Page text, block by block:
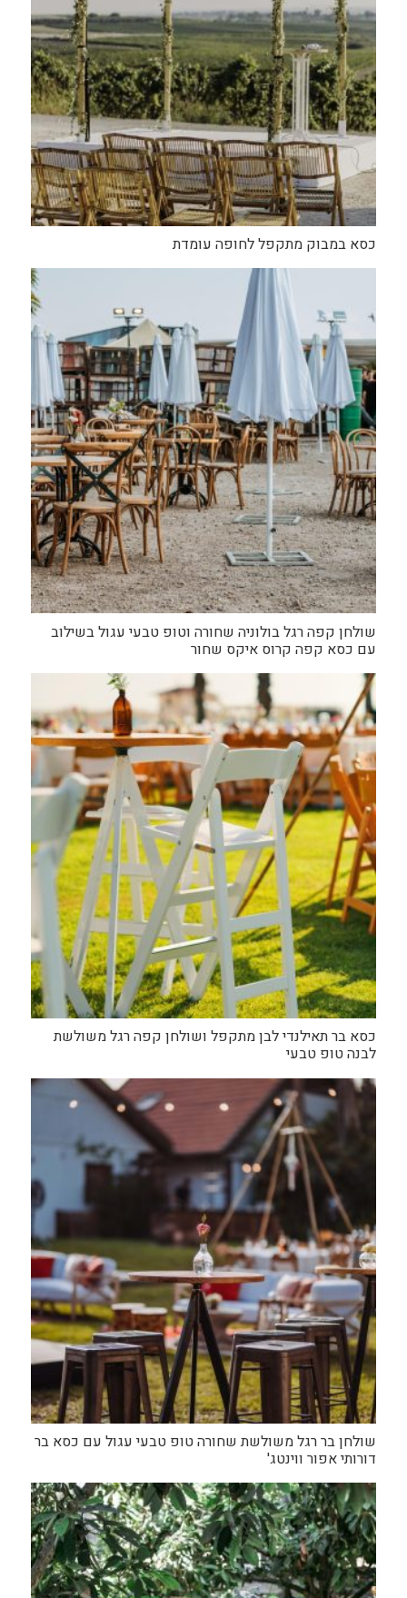
כסא במבוק מתקפל לחופה עומדת
שולחן קפה רגל בולוניה שחורה וטופ טבעי עגול בשילוב
עם כסא קפה קרוס איקס שחור
כסא בר תאילנדי לבן מתקפל ושולחן קפה רגל משולשת
לבנה טופ טבעי
שולחן בר רגל משולשת שחורה טופ טבעי עגול עם כסא בר
דורותי אפור ווינטג'